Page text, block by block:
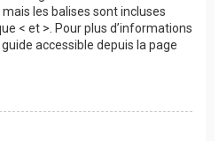
les balises sont incluses
< et >. Pour plus d’informations
accessible depuis la page